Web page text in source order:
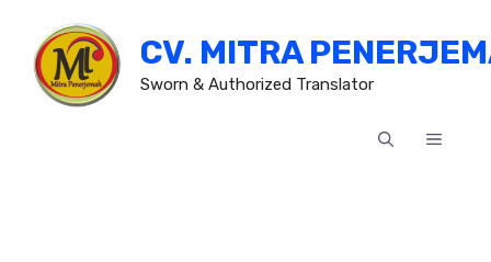
content
CV. MITRA
Sworn & Authorized Translator
MENU